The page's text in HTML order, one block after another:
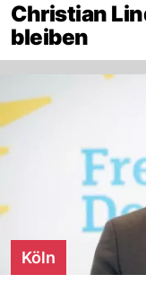
Christian
bleiben
Köln